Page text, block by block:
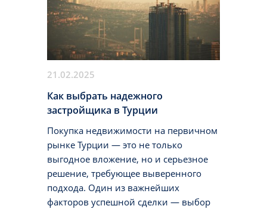
21.02.2025
Как выбрать надежного
застройщика в Турции
Покупка недвижимости на первичном
рынке Турции — это не только
выгодное вложение, но и серьезное
решение, требующее выверенного
подхода. Один из важнейших
факторов успешной сделки — выбор